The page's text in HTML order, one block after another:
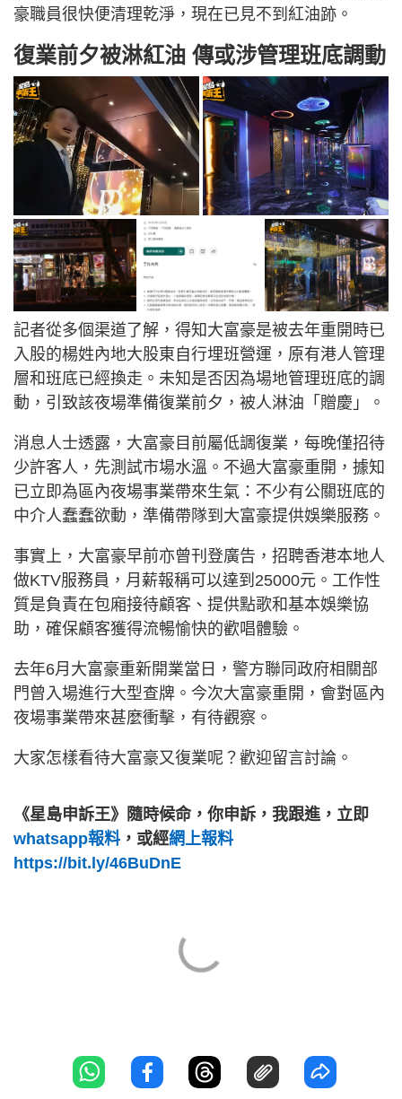
豪職員很快便清理乾淨，現在已見不到紅油跡。
復業前夕被淋紅油 傳或涉管理班底調動
記者從多個渠道了解，得知大富豪是被去年重開時已
入股的楊姓內地大股東自行埋班營運，原有港人管理
層和班底已經換走。未知是否因為場地管理班底的調
動，引致該夜場準備復業前夕，被人淋油「贈慶」。
消息人士透露，大富豪目前屬低調復業，每晚僅招待
少許客人，先測試市場水溫。不過大富豪重開，據知
已立即為區內夜場事業帶來生氣：不少有公關班底的
中介人蠢蠢欲動，準備帶隊到大富豪提供娛樂服務。
事實上，大富豪早前亦曾刊登廣告，招聘香港本地人
做KTV服務員，月薪報稱可以達到25000元。工作性
質是負責在包廂接待顧客、提供點歌和基本娛樂協
助，確保顧客獲得流暢愉快的歡唱體驗。
去年6月大富豪重新開業當日，警方聯同政府相關部
門曾入場進行大型查牌。今次大富豪重開，會對區內
夜場事業帶來甚麼衝擊，有待觀察。
大家怎樣看待大富豪又復業呢？歡迎留言討論。
《星島申訴王》隨時候命，你申訴，我跟進，立即
whatsapp報料，或經網上報料
https://bit.ly/46BuDnE